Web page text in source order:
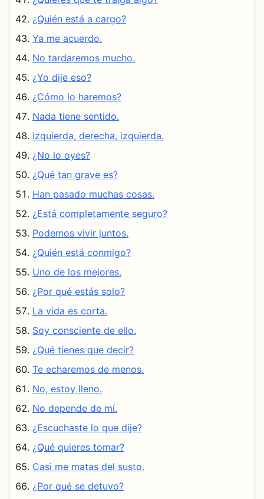
¿Quién está a cargo?
Ya me acuerdo.
No tardaremos mucho.
¿Yo dije eso?
¿Cómo lo haremos?
Nada tiene sentido.
Izquierda, derecha, izquierda.
¿No lo oyes?
¿Qué tan grave es?
Han pasado muchas cosas.
¿Está completamente seguro?
Podemos vivir juntos.
¿Quién está conmigo?
Uno de los mejores.
¿Por qué estás solo?
La vida es corta.
Soy consciente de ello.
¿Qué tienes que decir?
Te echaremos de menos.
No, estoy lleno.
No depende de mí.
¿Escuchaste lo que dije?
¿Qué quieres tomar?
Casi me matas del susto.
¿Por qué se detuvo?